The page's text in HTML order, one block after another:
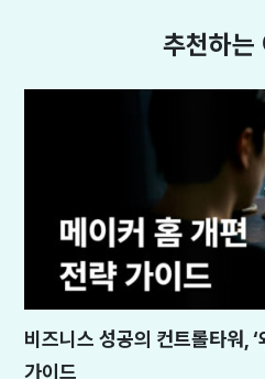
추천하는
비즈니스 성공의 컨트롤타워,
가이드